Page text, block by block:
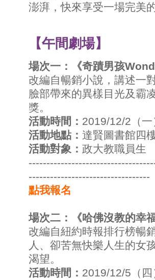
澎湃，快來享受一場完美
【午間劇場】
場次一：《奇蹟男孩
改編自暢銷小說，講述一
臉部帶來的異樣目光及霸
獎。
活動時間： 2019/12/2（
活動地點： 達賢圖書館四
活動對象： 政大教職員生
----------------------------------
點我報名
場次二：《哈佛沒教的幸
改編自紐約時報排行榜暢
人、卻苦無快樂人生的女
渴望。
活動時間： 2019/12/5（